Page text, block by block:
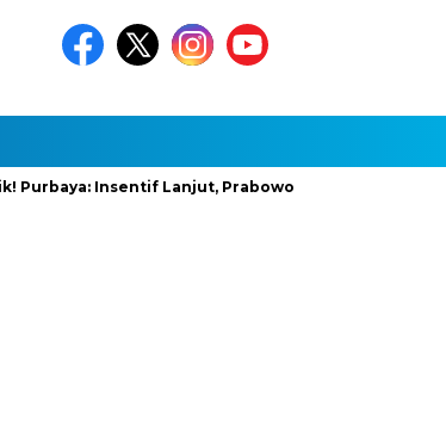
Insentif Lanjut, Prabowo Siapkan Stimulus Baru